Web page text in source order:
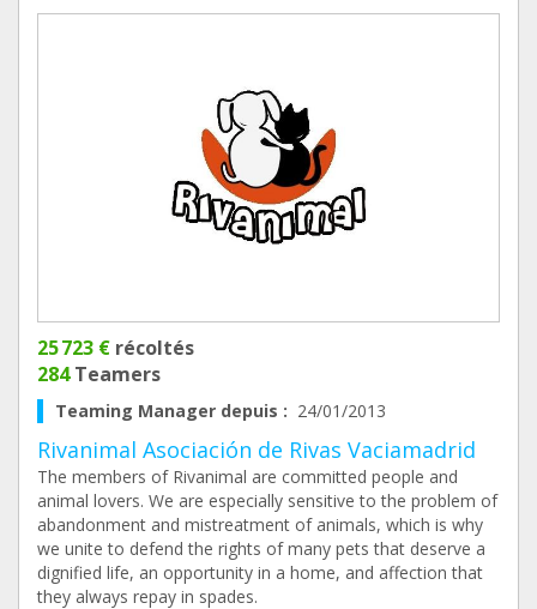
25 723 € récoltés
284Teamers
Teaming Manager depuis : 24/01/2013
Rivanimal Asociación de Rivas Vaciamadrid
The members of Rivanimal are committed people and
animal lovers. We are especially sensitive to the problem of
abandonment and mistreatment of animals, which is why
we unite to defend the rights of many pets that deserve a
dignified life, an opportunity in a home, and affection that
they always repay in spades.